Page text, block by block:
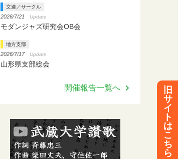
文連／サークル
2026/7/21 Update
モダンジャズ研究会OB会
地方支部
2026/7/17 Update
山形県支部総会
開催報告一覧へ
旧
サ
イ
ト
は
こ
ち
ら